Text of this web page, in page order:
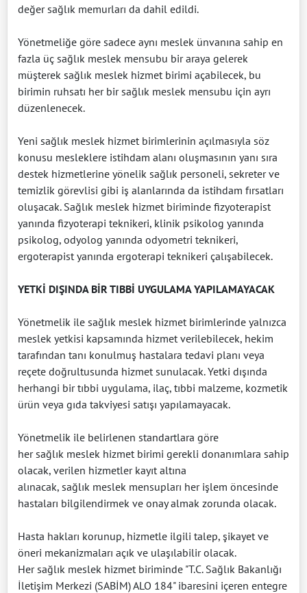
değer sağlık memurları da dahil edildi.
Yönetmeliğe göre sadece aynı meslek ünvanına sahip en
fazla üç sağlık meslek mensubu bir araya gelerek
müşterek sağlık meslek hizmet birimi açabilecek, bu
birimin ruhsatı her bir sağlık meslek mensubu için ayrı
düzenlenecek.
Yeni sağlık meslek hizmet birimlerinin açılmasıyla söz
konusu mesleklere istihdam alanı oluşmasının yanı sıra
destek hizmetlerine yönelik sağlık personeli, sekreter ve
temizlik görevlisi gibi iş alanlarında da istihdam fırsatları
oluşacak. Sağlık meslek hizmet biriminde fizyoterapist
yanında fizyoterapi teknikeri, klinik psikolog yanında
psikolog, odyolog yanında odyometri teknikeri,
ergoterapist yanında ergoterapi teknikeri çalışabilecek.
YETKİ DIŞINDA BİR TIBBİ UYGULAMA YAPILAMAYACAK
Yönetmelik ile sağlık meslek hizmet birimlerinde yalnızca
meslek yetkisi kapsamında hizmet verilebilecek, hekim
tarafından tanı konulmuş hastalara tedavi planı veya
reçete doğrultusunda hizmet sunulacak. Yetki dışında
herhangi bir tıbbi uygulama, ilaç, tıbbi malzeme, kozmetik
ürün veya gıda takviyesi satışı yapılamayacak.
Yönetmelik ile belirlenen standartlara göre
her sağlık meslek hizmet birimi gerekli donanımlara sahip
olacak, verilen hizmetler kayıt altına
alınacak, sağlık meslek mensupları her işlem öncesinde
hastaları bilgilendirmek ve onay almak zorunda olacak.
Hasta hakları korunup, hizmetle ilgili talep, şikayet ve
öneri mekanizmaları açık ve ulaşılabilir olacak.
Her sağlık meslek hizmet biriminde "T.C. Sağlık Bakanlığı
İletişim Merkezi (SABİM) ALO 184" ibaresini içeren entegre